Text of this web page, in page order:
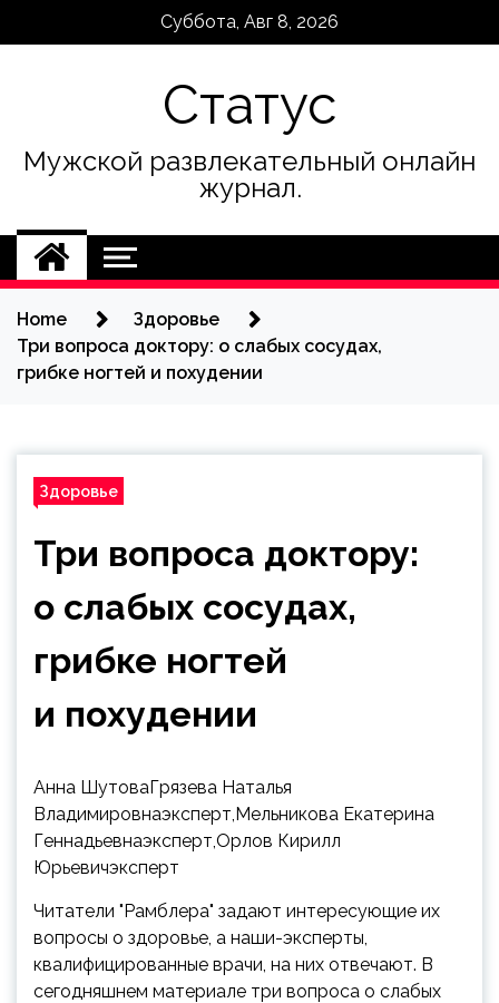
Суббота, Авг 8, 2026
Статус
Мужской развлекательный онлайн
журнал.
Home
Здоровье
Три вопроса доктору: о слабых сосудах,
грибке ногтей и похудении
Здоровье
Три вопроса доктору:
о слабых сосудах,
грибке ногтей
и похудении
Анна ШутоваГрязева Наталья
Владимировнаэксперт,Мельникова Екатерина
Геннадьевнаэксперт,Орлов Кирилл
Юрьевичэксперт
Читатели "Рамблера" задают интересующие их
вопросы о здоровье, а наши-эксперты,
квалифицированные врачи, на них отвечают. В
сегодняшнем материале три вопроса о слабых